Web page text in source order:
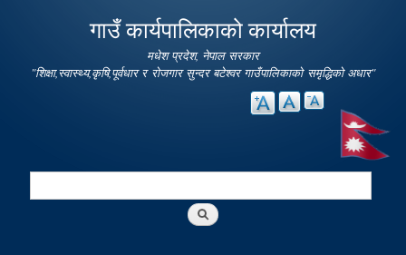
गाउँ कार्यपालिकाको कार्यालय
मधेश प्रदेश, नेपाल सरकार
"शिक्षा,स्वास्थ्य,कृषि,पूर्वधार र रोजगार सुन्दर बटेश्वर गाउँपालिकाको समृद्धिको अधार"
Search